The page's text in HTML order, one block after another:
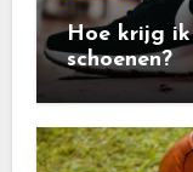
Hoe krijg
schoenen?